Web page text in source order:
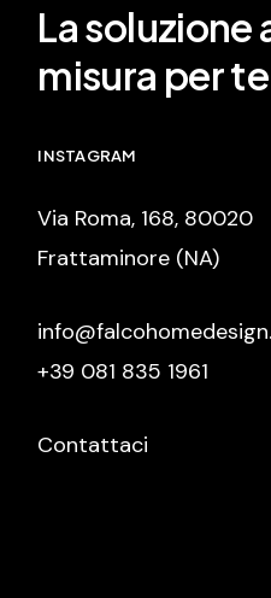
La soluzione
misura per te
INSTAGRAM
Via Roma, 168, 80020
Frattaminore (NA)
+39 081 835 1961
Contattaci